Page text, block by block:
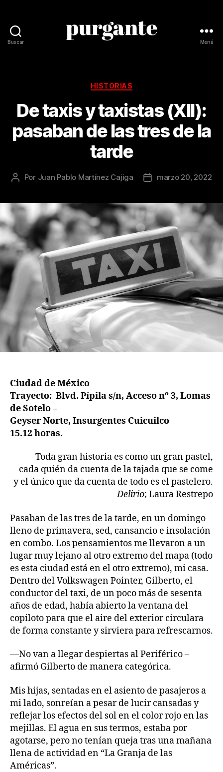
Buscar Menú
Categorías
HISTORIAS
De taxis y taxistas (XII):
pasaban de las tres de la
tarde
Autor
publicación
Por Juan Pablo Martínez Cajiga
Fecha
publicación
marzo 20, 2022
Ciudad de México
Trayecto: Blvd. Pípila s/n, Acceso nº 3, Lomas
de Sotelo –
Geyser Norte, Insurgentes Cuicuilco
15.12 horas.
Toda gran historia es como un gran pastel,
cada quién da cuenta de la tajada que se come
y el único que da cuenta de todo es el pastelero.
Delirio; Laura Restrepo
Pasaban de las tres de la tarde, en un domingo
lleno de primavera, sed, cansancio e insolación
en combo. Los pensamientos me llevaron a un
lugar muy lejano al otro extremo del mapa (todo
es esta ciudad está en el otro extremo), mi casa.
Dentro del Volkswagen Pointer, Gilberto, el
conductor del taxi, de un poco más de sesenta
años de edad, había abierto la ventana del
copiloto para que el aire del exterior circulara
de forma constante y sirviera para refrescarnos.
—No van a llegar despiertas al Periférico –
afirmó Gilberto de manera categórica.
Mis hijas, sentadas en el asiento de pasajeros a
mi lado, sonreían a pesar de lucir cansadas y
reflejar los efectos del sol en el color rojo en las
mejillas. El agua en sus termos, estaba por
agotarse, pero no tenían queja tras una mañana
llena de actividad en “La Granja de las
Américas”.